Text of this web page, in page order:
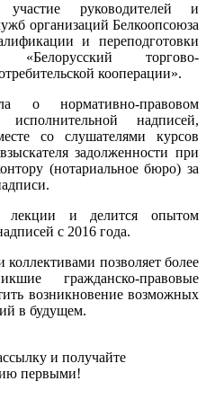
руководителей и
организаций Белкоопсоюза
и переподготовки
«Белорусский торгово-
кооперации».
о нормативно-правовом
исполнительной надписей,
со слушателями курсов
задолженности при
(нотариальное бюро) за
лекции и делится опытом
с 2016 года.
позволяет более
гражданско-правовые
возникновение возможных
в будущем.
и получайте
первыми!